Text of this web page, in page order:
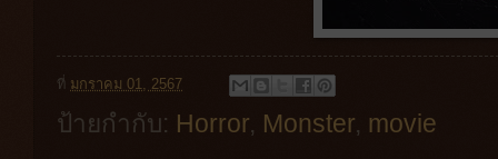
ที่ มกราคม 01, 2567
ป้ายกำกับ: Horror, Monster, movie